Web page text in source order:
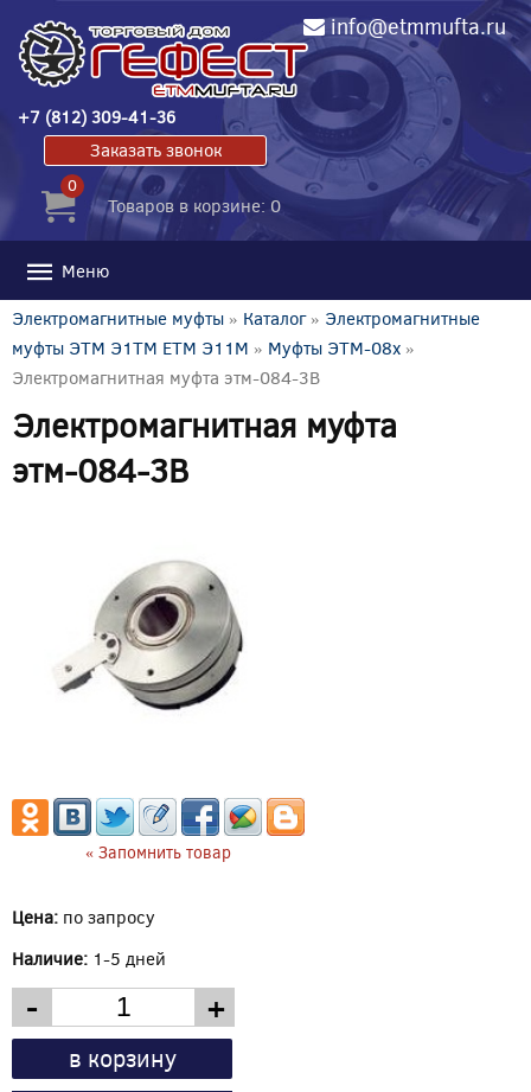
info@etmmufta.ru
+7 (812) 309-41-36
Заказать звонок
0
Товаров в корзине: 0
Меню
Электромагнитные муфты » Каталог» Электромагнитные
муфты ЭТМ Э1ТМ ETM Э11М » Муфты ЭТМ-08x »
Электромагнитная муфта этм-084-3В
Электромагнитная муфта
этм-084-3В
« Запомнить товар
Цена: по запросу
Наличие: 1-5 дней
- +
в корзину